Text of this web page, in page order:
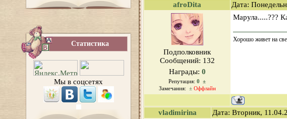
Статистика
Мы в соцсетях
afroDita Дата:
Подполковник
Сообщений: 132
Награды: 0
Репутация: 0
±
Замечания:
± Оффлайн
Марула.....???
Хорошо живет на
vladimirina Дата: Вторник,